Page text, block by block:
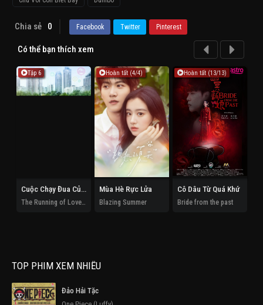
Chia sẻ 0 Facebook Twitter Pinterest
Có thể bạn thích xem
Tập 6
Cuộc Chạy Đua Của Tình Và Tiền
Hoàn tất (4/4)
Mùa Hè Rực Lửa
Blazing Summer
Hoàn tất (13/13)
Cô Dâu Từ Quá Khứ
Bride from the past
TOP PHIM XEM NHIỀU
Đảo Hải Tặc